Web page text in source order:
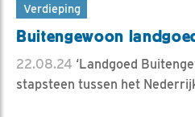
Verdieping
Buitengewoon
22.08.24 ‘Landgoed
stapsteen tussen het